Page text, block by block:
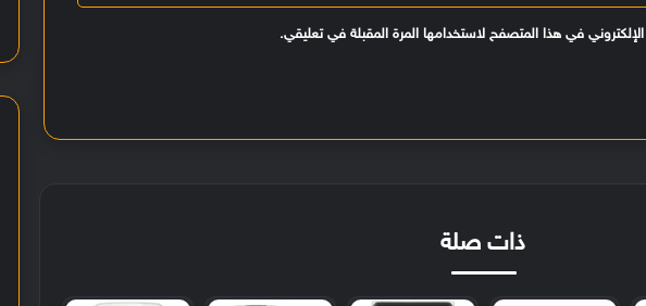
في هذا المتصفح لاستخدامها المرة المقبلة في تعليقي.
ذات صلة